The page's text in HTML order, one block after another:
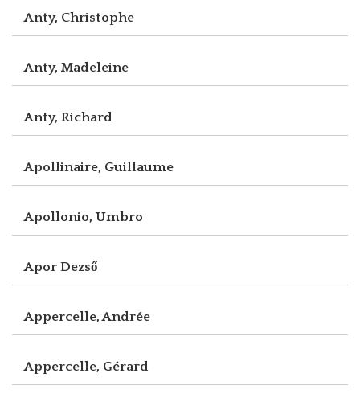
Anty, Christophe
Anty, Madeleine
Anty, Richard
Apollinaire, Guillaume
Apollonio, Umbro
Apor Dezső
Appercelle, Andrée
Appercelle, Gérard